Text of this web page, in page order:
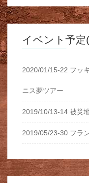
イベント予
2020/01/15-22 フッ
ニス夢ツアー
2019/10/13-14 被災
2019/05/23-30 フラ